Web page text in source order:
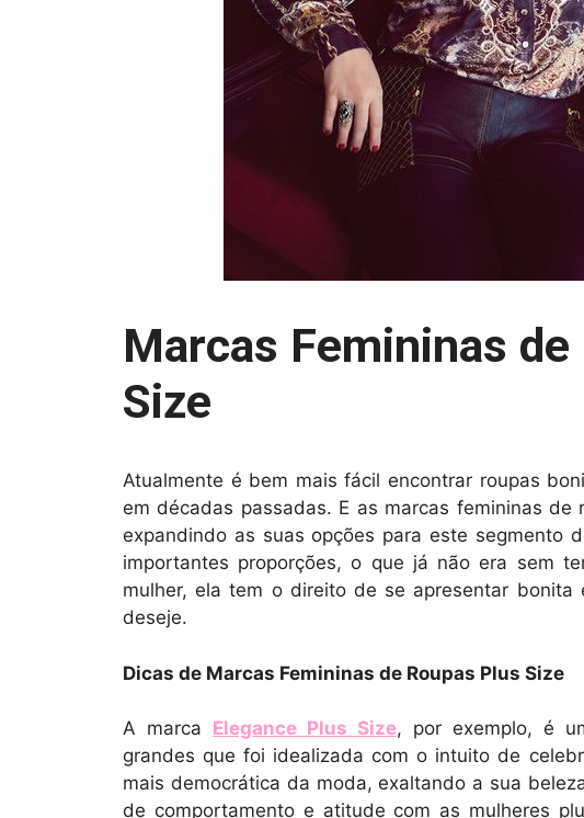
Marcas Femininas de
Size
Atualmente é bem mais fácil encontrar roupas
em décadas passadas. E as marcas femininas
expandindo as suas opções para este segmento
importantes proporções, o que já não era sem
mulher, ela tem o direito de se apresentar
deseje.
Dicas de Marcas Femininas de Roupas Plus Size
A marca Elegance Plus Size, por exemplo, é
grandes que foi idealizada com o intuito de
mais democrática da moda, exaltando a sua
de comportamento e atitude com as mulheres